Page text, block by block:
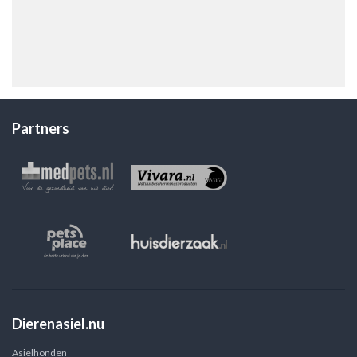
Partners
Dierenasiel.nu
Asielhonden